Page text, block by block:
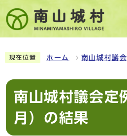
現在位置 ホーム 南山城村議会
南山城村議会定
月）の結果